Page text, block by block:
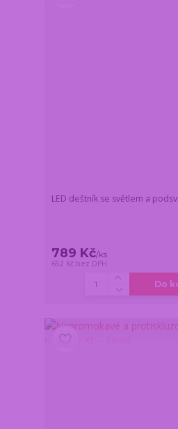
LED deštník se světlem a
789 Kč/ks
652 Kč bez DPH
Do